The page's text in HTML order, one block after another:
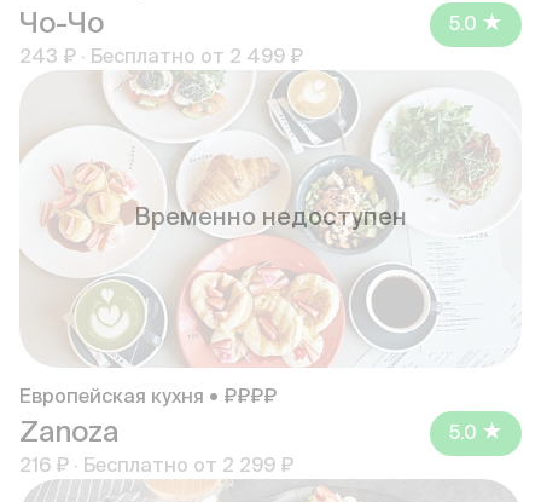
Чо-Чо
243 ₽ · Бесплатно от 2 499 ₽
5.0
Временно недоступен
Европейская кухня • ₽₽₽₽
Zanoza
216 ₽ · Бесплатно от 2 299 ₽
5.0